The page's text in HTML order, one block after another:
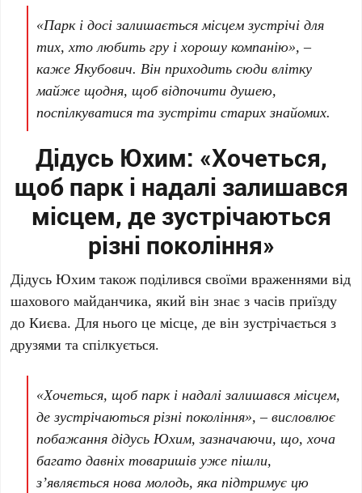
«Парк і досі залишається місцем зустрічі для
тих, хто любить гру і хорошу компанію», –
кажеЯкубович. Він приходить сюди влітку
майже щодня, щоб відпочити душею,
поспілкуватися та зустріти старих знайомих.
Дідусь Юхим: «Хочеться,
щоб парк і надалі залишався
місцем, де зустрічаються
різні покоління»
Дідусь Юхим також поділився своїми враженнями від
шахового майданчика, який він знає з часів приїзду
до Києва. Для нього це місце, де він зустрічається з
друзями та спілкується.
«Хочеться, щоб парк і надалі залишався місцем,
де зустрічаються різні покоління», – висловлює
побажаннядідусь Юхим, зазначаючи, що, хоча
багато давніх товаришів уже пішли,
з’являється нова молодь, яка підтримує цю